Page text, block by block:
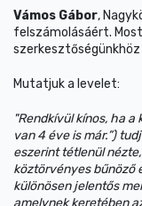
Vámos Gábor,
felszámolásáért.
Mutatjuk a levelet:
"Rendkívül kínos, ha a
van 4 éve is már.”)
eszerint tétlenül
köztörvényes bűnöző
különösen jelentős
amelynek keretében